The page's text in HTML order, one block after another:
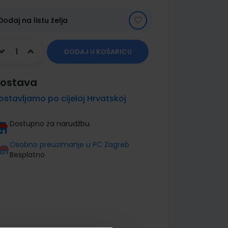
na listu želja
DODAJ U KOŠARICU
po cijeloj Hrvatskoj
Dostupno za narudžbu
Osobno preuzimanje u PC Zagreb
Besplatno